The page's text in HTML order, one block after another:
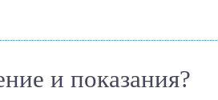
и показания?